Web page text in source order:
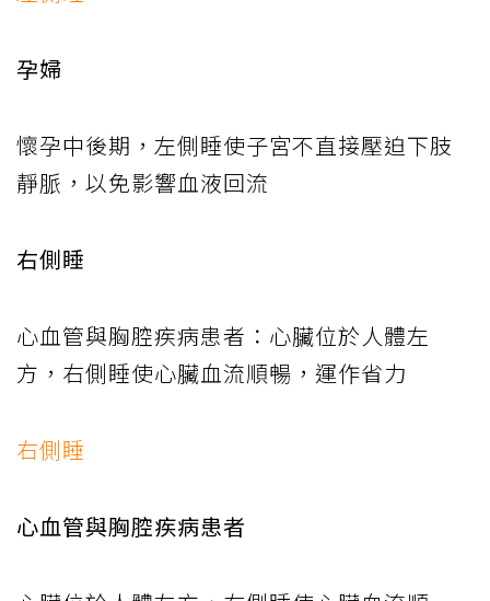
孕婦
懷孕中後期，左側睡使子宮不直接壓迫下肢
靜脈，以免影響血液回流
右側睡
心血管與胸腔疾病患者：心臟位於人體左
方，右側睡使心臟血流順暢，運作省力
右側睡
心血管與胸腔疾病患者